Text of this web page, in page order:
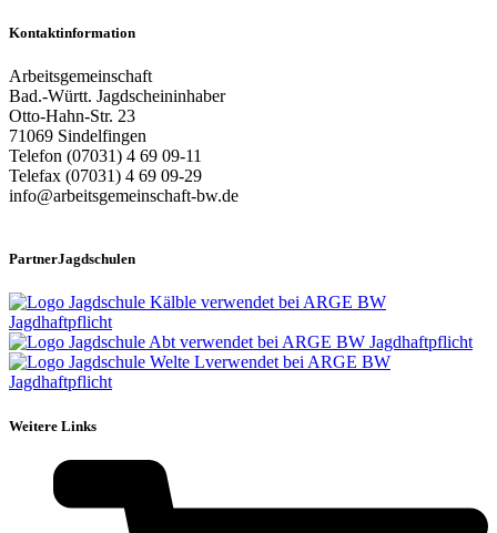
Kontaktinformation
Arbeitsgemeinschaft
Bad.-Württ. Jagdscheininhaber
Otto-Hahn-Str. 23
71069 Sindelfingen
Telefon (07031) 4 69 09-11
Telefax (07031) 4 69 09-29
info@arbeitsgemeinschaft-bw.de
PartnerJagdschulen
Weitere Links